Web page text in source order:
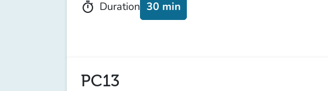
timer Duration 30 min
PC13